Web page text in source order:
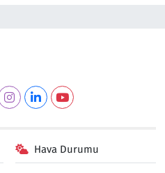
Hava Durumu